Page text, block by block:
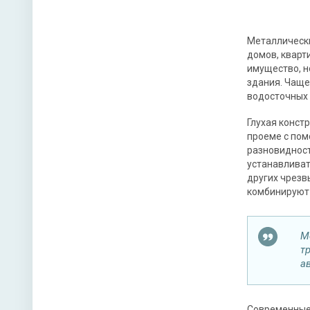
домов,
имущество,
здания.
Глухая
проеме с
других